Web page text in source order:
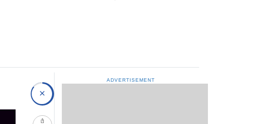
ADVERTISEMENT